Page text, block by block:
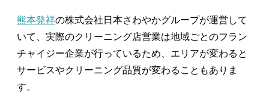
熊本発祥の株式会社日本さわやかグループが運営して
いて、実際のクリーニング店営業は地域ごとのフラン
チャイジー企業が行っているため、エリアが変わると
サービスやクリーニング品質が変わることもありま
す。